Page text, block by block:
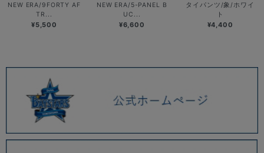
NEW ERA/9FORTY AF
TR...
¥5,500
NEW ERA/5-PANEL B
UC...
¥6,600
タイパンツ/象/ホワイ
ト
¥4,400